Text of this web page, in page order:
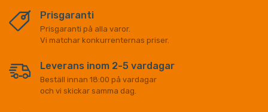
Prisgaranti
Prisgaranti på alla varor.
Vi matchar konkurrenternas priser.
Leverans inom 2-5 vardagar
Beställ innan 18:00 på vardagar
och vi skickar samma dag.